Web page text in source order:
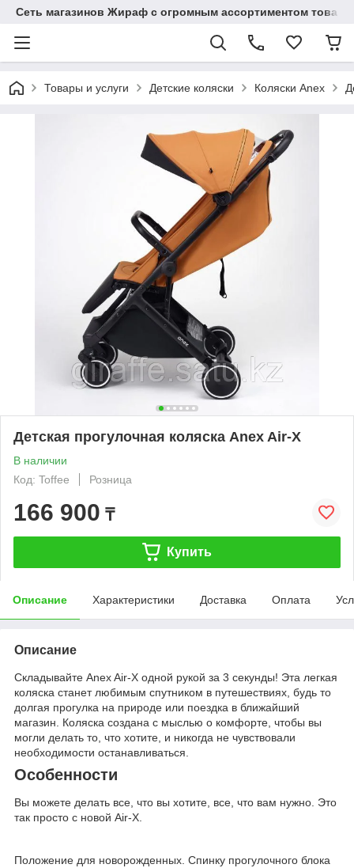
Сеть магазинов Жираф с огромным ассортиментом
Товары и услуги Детские коляски Коляски Anex
Детская прогулочная коляска Anex Air-X
В наличии
Код: Toffee
Розница
166 900 ₸
Купить
Описание Характеристики Доставка Оплата
Описание
Складывайте Anex Air-X одной рукой за 3 секунды! Эта легкая
коляска станет любимым спутником в путешествиях, будь то
долгая прогулка на природе или поездка в ближайший
магазин. Коляска создана с мыслью о комфорте, чтобы вы
могли делать то, что хотите, и никогда не чувствовали
необходимости останавливаться.
Особенности
Вы можете делать все, что вы хотите, все, что вам нужно. Это
так просто с новой Air-X.
Положение для новорожденных. Спинку прогулочного блока